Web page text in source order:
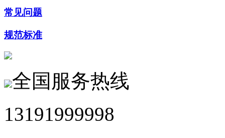
常见问题
规范标准
全国服务热线
13191999998